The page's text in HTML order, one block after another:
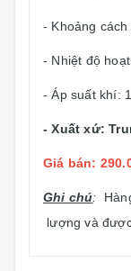
- Khoảng cách
- Nhiệt độ
- Áp suất khí:
- Xuất xứ:
Giá bán:
Ghi chú:
lượng và